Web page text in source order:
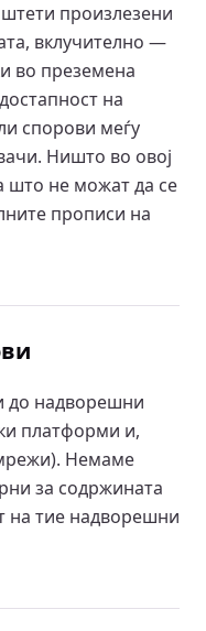
произлезени
вклучително —
во преземена
на
спорови меѓу
Ништо во овој
што не можат да се
прописи на
до надворешни
платформи и,
Немаме
за содржината
на тие надворешни